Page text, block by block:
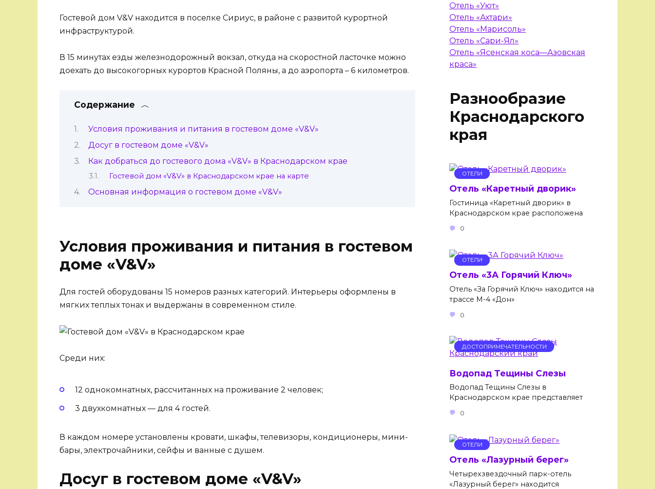
Гостевой дом V&V находится в поселке Сириус, в районе с развитой курортной
инфраструктурой.
В 15 минутах езды железнодорожный вокзал, откуда на скоростной ласточке можно
доехать до высокогорных курортов Красной Поляны, а до аэропорта – 6 километров.
Содержание
Условия проживания и питания в гостевом доме «V&V»
Досуг в гостевом доме «V&V»
Как добраться до гостевого дома «V&V» в Краснодарском крае
Гостевой дом «V&V» в Краснодарском крае на карте
Основная информация о гостевом доме «V&V»
Условия проживания и питания в гостевом
доме «V&V»
Для гостей оборудованы 15 номеров разных категорий. Интерьеры оформлены в
мягких теплых тонах и выдержаны в современном стиле.
Среди них:
12 однокомнатных, рассчитанных на проживание 2 человек;
3 двухкомнатных — для 4 гостей.
В каждом номере установлены кровати, шкафы, телевизоры, кондиционеры, мини-
бары, электрочайники, сейфы и ванные с душем.
Досуг в гостевом доме «V&V»
Отель «Уют»
Отель «Ахтари»
Отель «Марисоль»
Отель «Сари-Ял»
Отель «Ясенская коса—Азовская
краса»
Разнообразие
Краснодарского
края
ОТЕЛИ
Отель «Каретный дворик»
Гостиница «Каретный дворик» в
Краснодарском крае расположена
0
ОТЕЛИ
Отель «3А Горячий Ключ»
Отель «За Горячий Ключ» находится на
трассе М-4 «Дон»
0
ДОСТОПРИМЕЧАТЕЛЬНОСТИ
Водопад Тещины Слезы
Водопад Тещины Слезы в
Краснодарском крае представляет
0
ОТЕЛИ
Отель «Лазурный берег»
Четырехзвездочный парк-отель
«Лазурный берег» находится